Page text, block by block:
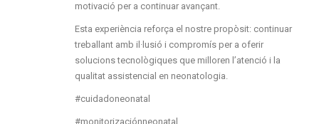
motivació per a continuar avançant.
Esta experiència reforça el nostre propòsit: continuar
treballant amb il·lusió i compromís per a oferir
solucions tecnològiques que milloren l’atenció i la
qualitat assistencial en neonatologia.
#cuidadoneonatal
#monitorizaciónneonatal